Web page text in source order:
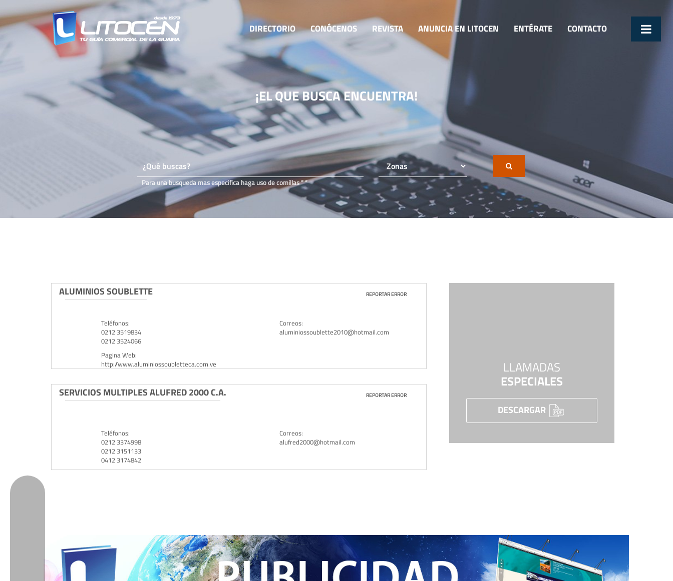
DIRECTORIO CONÓCENOS REVISTA ANUNCIA EN LITOCEN ENTÉRATE CONTACTO
¡EL QUE BUSCAENCUENTRA!
Para una busqueda mas especifica haga uso de comillas ” “
ALUMINIOS SOUBLETTE
Teléfonos:
0212 3519834
0212 3524066
Correos:
aluminiossoublette2010@hotmail.com
Pagina Web:
http://www.aluminiossoubletteca.com.ve
REPORTAR ERROR
SERVICIOS MULTIPLES ALUFRED 2000 C.A.
Teléfonos:
0212 3374998
0212 3151133
0412 3174842
Correos:
alufred2000@hotmail.com
REPORTAR ERROR
LLAMADAS
ESPECIALES
DESCARGAR